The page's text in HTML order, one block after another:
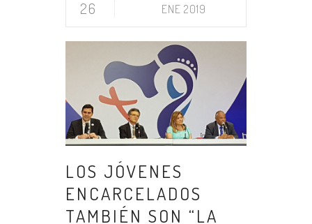
26 ENE 2019
LOS JÓVENES
ENCARCELADOS
TAMBIÉN SON “LA